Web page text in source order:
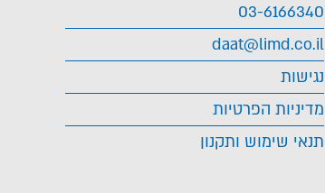
03-6166340
daat@limd.co.il
נגישות
מדיניות הפרטיות
תנאי שימוש ותקנון